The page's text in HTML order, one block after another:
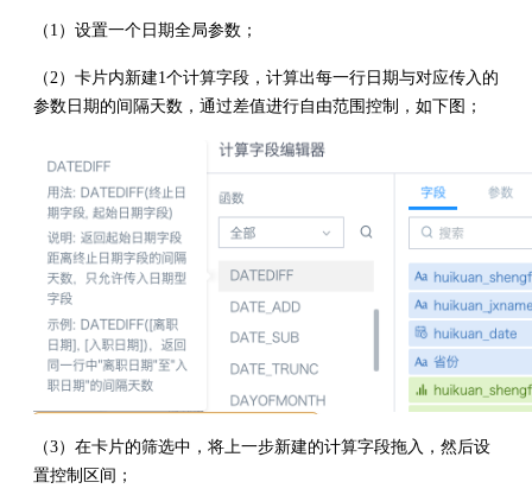
（1）设置一个日期全局参数；
（2）卡片内新建1个计算字段，计算出每一行日期与对应传入的
参数日期的间隔天数，通过差值进行自由范围控制，如下图；
（3）在卡片的筛选中，将上一步新建的计算字段拖入，然后设
置控制区间；